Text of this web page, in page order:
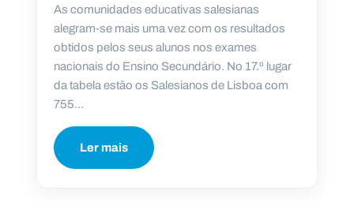
As comunidades educativas salesianas
alegram-se mais uma vez com os resultados
obtidos pelos seus alunos nos exames
nacionais do Ensino Secundário. No 17.º lugar
da tabela estão os Salesianos de Lisboa com
755...
Ler mais